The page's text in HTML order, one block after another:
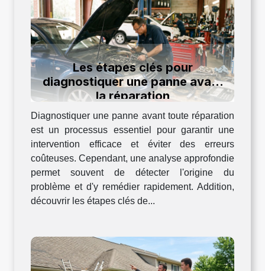
Les étapes clés pour
diagnostiquer une panne avant
la réparation
Diagnostiquer une panne avant toute réparation
est un processus essentiel pour garantir une
intervention efficace et éviter des erreurs
coûteuses. Cependant, une analyse approfondie
permet souvent de détecter l'origine du
problème et d'y remédier rapidement. Addition,
découvrir les étapes clés de...